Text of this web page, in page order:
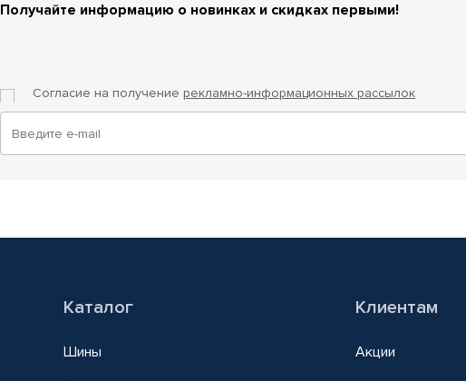
Получайте информацию о новинках и скидках первыми!
Согласие на получение рекламно-информационных рассылок
Каталог
Шины
Клиентам
Акции